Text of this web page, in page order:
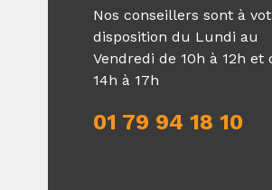
Nos conseillers sont à
disposition du Lundi au
Vendredi de 10h à 12h et
14h à 17h
01 79 94 18 10